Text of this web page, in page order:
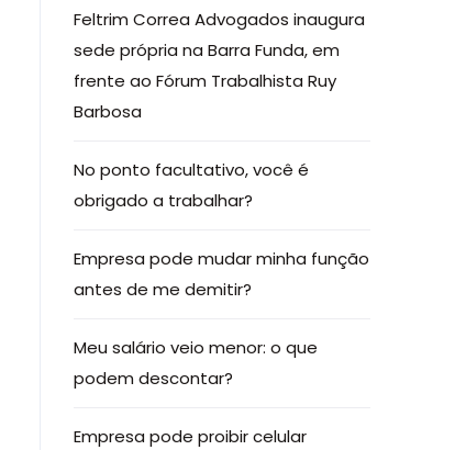
Feltrim Correa Advogados inaugura
sede própria na Barra Funda, em
frente ao Fórum Trabalhista Ruy
Barbosa
No ponto facultativo, você é
obrigado a trabalhar?
Empresa pode mudar minha função
antes de me demitir?
Meu salário veio menor: o que
podem descontar?
Empresa pode proibir celular